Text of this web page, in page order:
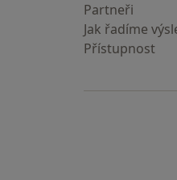
Partneři
Jak řadíme
Přístupnost